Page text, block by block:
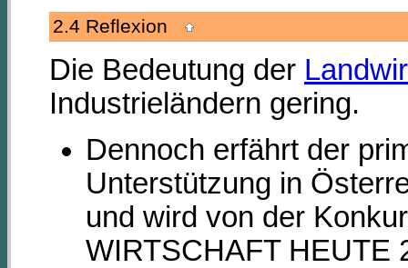
2.4 Reflexion
Die Bedeutung der
Industrieländern gering.
Dennoch erfährt der
Unterstützung in
und wird von der
WIRTSCHAFT HEUTE